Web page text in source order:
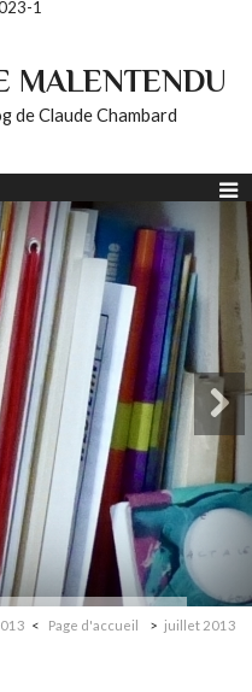
1
MALENTENDU
de Claude Chambard
Page d'accueil juillet 2013